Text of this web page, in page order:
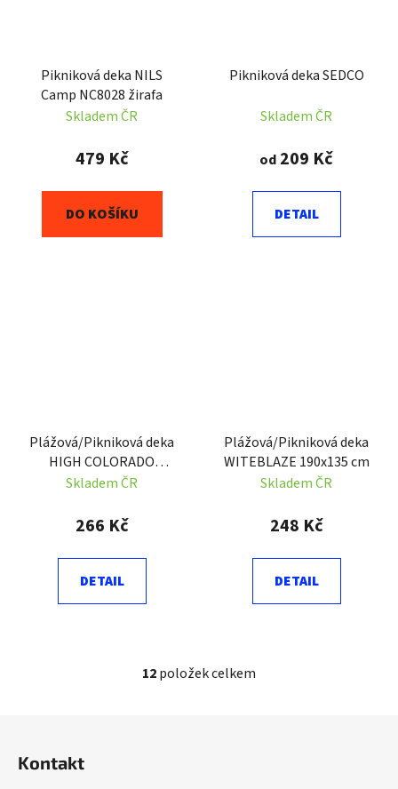
Pikniková deka NILS
Camp NC8028 žirafa
Skladem ČR
479 Kč
DO KOŠÍKU
Pikniková deka SEDCO
Skladem ČR
od 209 Kč
DETAIL
Plážová/Pikniková deka
HIGH COLORADO
190x135 cm
Skladem ČR
266 Kč
DETAIL
Plážová/Pikniková deka
WITEBLAZE 190x135 cm
Skladem ČR
248 Kč
DETAIL
O
12položek celkem
Kontakt